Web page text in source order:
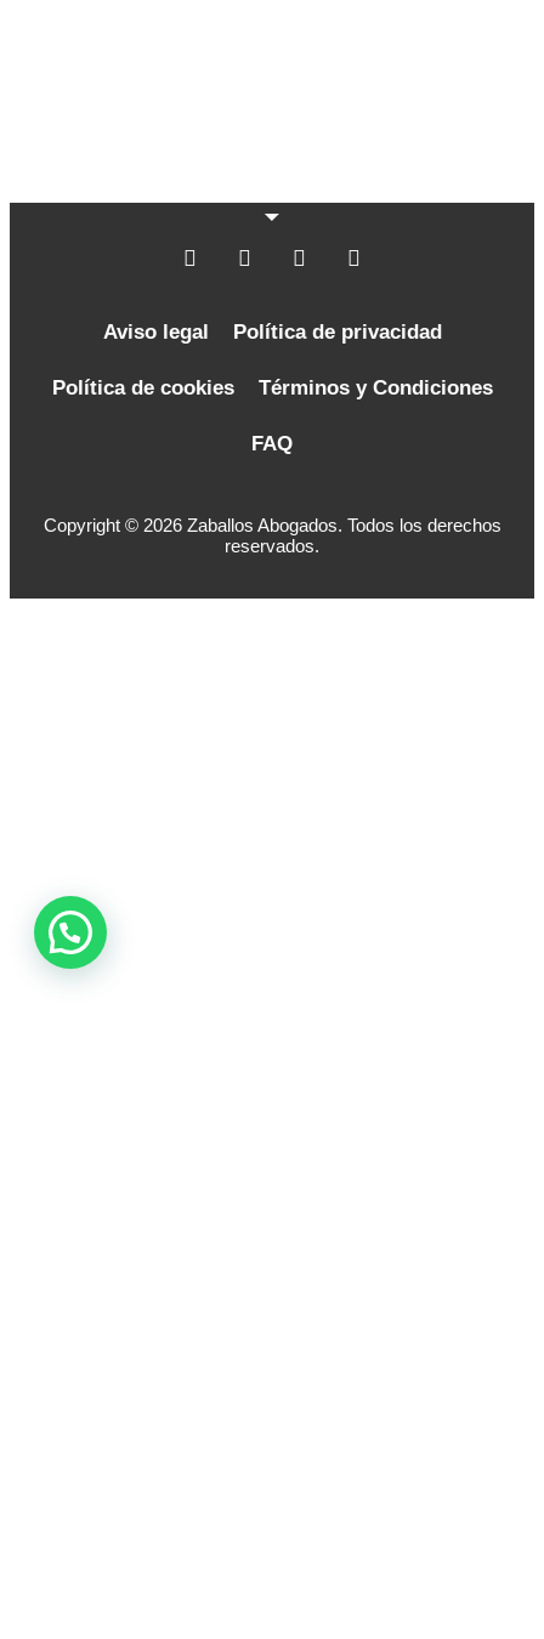
Aviso legal Política de privacidad
Política de cookies Términos y Condiciones
FAQ
Copyright © 2026 Zaballos Abogados. Todos los derechos
reservados.